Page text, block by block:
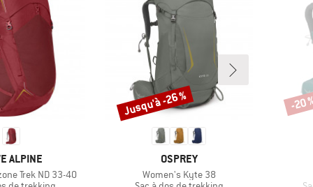
ALPINE
Trek ND 33-40
MARQUE
OSPREY
Article
Women's Kyte 38
Remise
Jusqu'à -26 % -20